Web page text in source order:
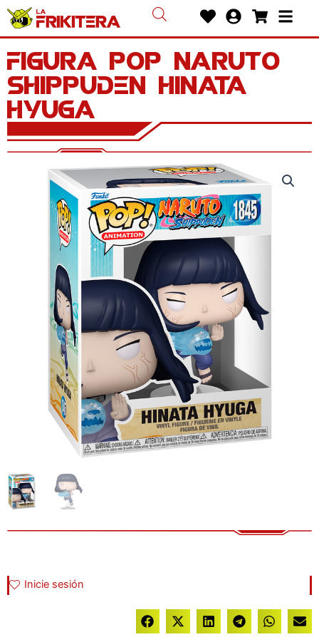
contenido
HeartUser-
circlecart
Bars
Figura POP Naruto
Shippuden Hinata
Hyuga
Inicie sesión